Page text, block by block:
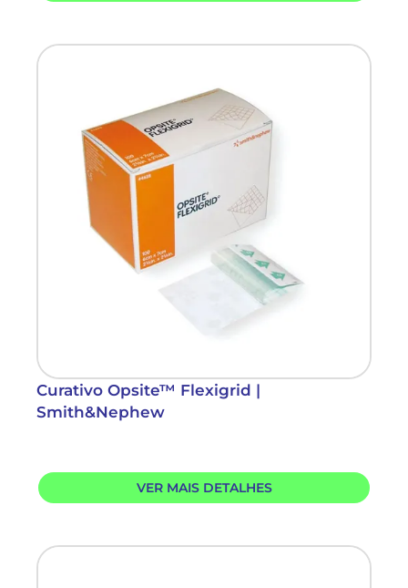
Curativo Opsite™ Flexigrid |
Smith&Nephew
VER MAIS DETALHES